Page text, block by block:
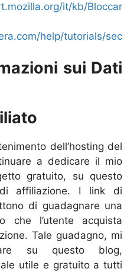
it/kb/Bloccar
help/tutorials/sec
sui Dati
dell’hosting del
a dedicare il mio
gratuito, su questo
affiliazione. I link di
di guadagnare una
che l’utente acquista
Tale guadagno, mi
su questo blog,
utile e gratuito a tutti